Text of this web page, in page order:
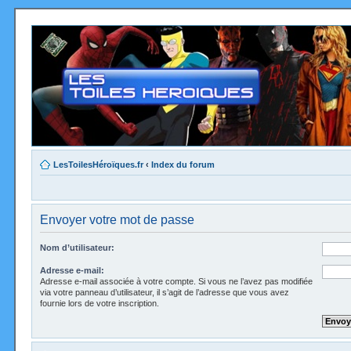
LesToilesHéroïques.fr ‹ Index du forum
Envoyer votre mot de passe
Nom d’utilisateur:
Adresse e-mail:
Adresse e-mail associée à votre compte. Si vous ne l’avez pas modifiée
via votre panneau d’utilisateur, il s’agit de l’adresse que vous avez
fournie lors de votre inscription.